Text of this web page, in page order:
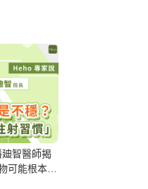
智醫師揭
可能根本沒